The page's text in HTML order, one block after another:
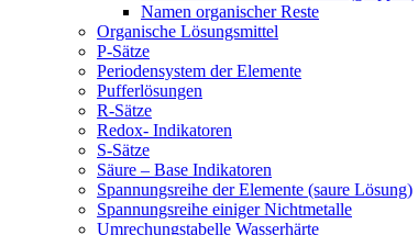
Namen organischer Reste
Organische Lösungsmittel
P-Sätze
Periodensystem der Elemente
Pufferlösungen
R-Sätze
Redox- Indikatoren
S-Sätze
Säure – Base Indikatoren
Spannungsreihe der Elemente (saure Lösung)
Spannungsreihe einiger Nichtmetalle
Umrechungstabelle Wasserhärte